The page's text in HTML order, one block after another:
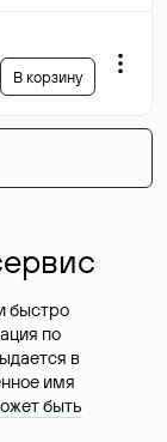
В корзину
быстро
по
в
имя
быть